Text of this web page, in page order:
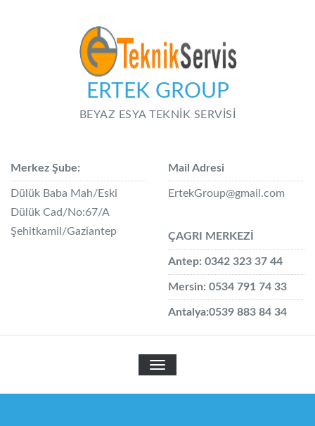
ERTEK GROUP
BEYAZ ESYA TEKNİK SERVİSİ
Merkez Şube:
Dülük Baba Mah/Eski
Dülük Cad/No:67/A
Şehitkamil/Gaziantep
Mail Adresi
ErtekGroup@gmail.com
ÇAGRI MERKEZİ
Antep: 0342 323 37 44
Mersin: 0534 791 74 33
Antalya:0539 883 84 34
TOGGLE NAVIGATION